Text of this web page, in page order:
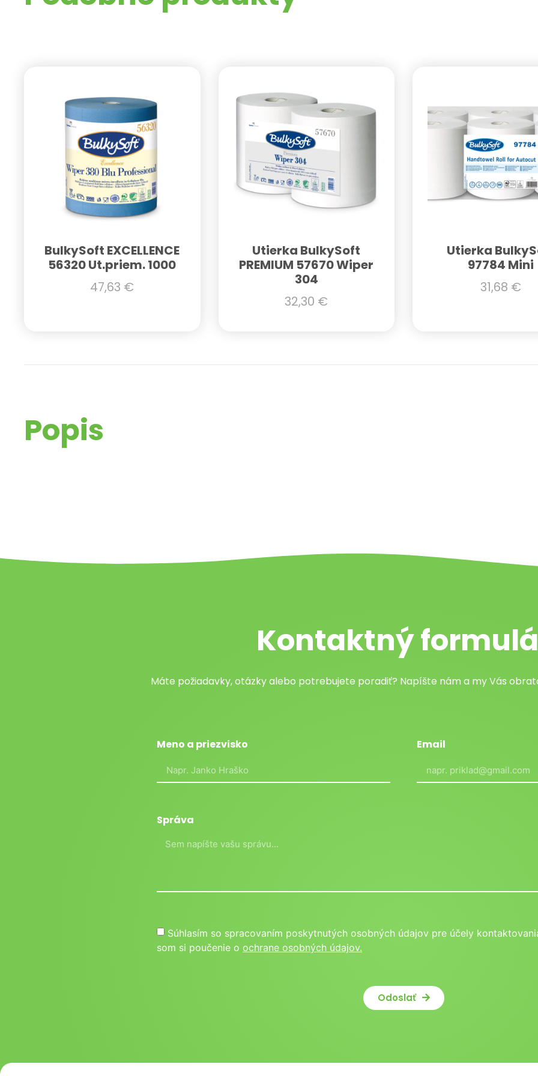
BulkySoft EXCELLENCE
56320 Ut.priem. 1000
47,63 €
Utierka BulkySoft
PREMIUM 57670 Wiper
304
32,30 €
Utierka
97784 Mini
31,68 €
Popis
Kontaktný
Máte požiadavky, otázky alebo potrebujete poradiť? Napíšte nám a my Vás
Meno a priezvisko Email
Správa
Súhlasím so spracovaním poskytnutých osobných údajov pre účely
som si poučenie o ochrane osobných údajov.
Odoslať